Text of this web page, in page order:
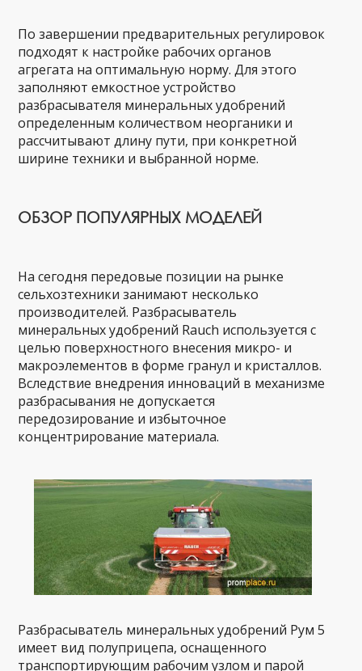
По завершении предварительных регулировок
подходят к настройке рабочих органов
агрегата на оптимальную норму. Для этого
заполняют емкостное устройство
разбрасывателя минеральных удобрений
определенным количеством неорганики и
рассчитывают длину пути, при конкретной
ширине техники и выбранной норме.
ОБЗОР ПОПУЛЯРНЫХ МОДЕЛЕЙ
На сегодня передовые позиции на рынке
сельхозтехники занимают несколько
производителей. Разбрасыватель
минеральных удобрений Rauch используется с
целью поверхностного внесения микро- и
макроэлементов в форме гранул и кристаллов.
Вследствие внедрения инноваций в механизме
разбрасывания не допускается
передозирование и избыточное
концентрирование материала.
Разбрасыватель минеральных удобрений Рум 5
имеет вид полуприцепа, оснащенного
транспортирующим рабочим узлом и парой